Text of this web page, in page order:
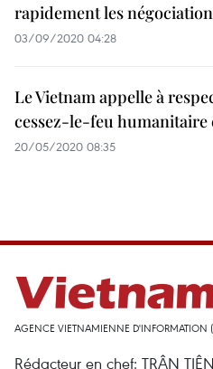
rapidement les
03/09/2020 04:28
Le Vietnam appelle à
cessez-le-feu humanitaire
20/05/2020 08:35
AGENCE VIETNAMIENNE D'INFORMATION
Rédacteur en chef: TRÂN